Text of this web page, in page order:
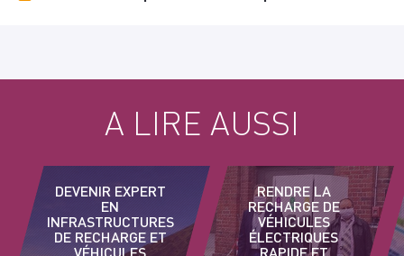
A LIRE AUSSI
DEVENIR EXPERT
EN
INFRASTRUCTURES
DE RECHARGE ET
VÉHICULES
RENDRE LA
RECHARGE DE
VÉHICULES
ÉLECTRIQUES
RAPIDE ET